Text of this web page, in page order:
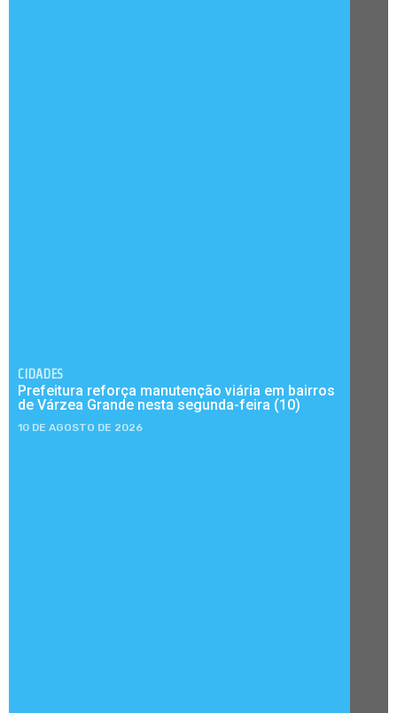
CIDADES
Prefeitura reforça manutenção viária em bairros
de Várzea Grande nesta segunda-feira (10)
10 DE AGOSTO DE 2026